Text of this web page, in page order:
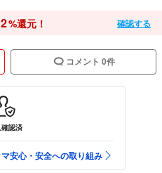
2%還元！ 確認する
コメント 0件
認済
安心・安全への取り組み